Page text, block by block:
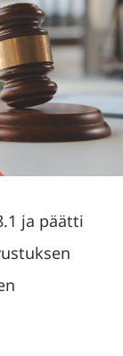
ja päätti